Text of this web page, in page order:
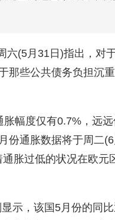
六(5月31日)指出，对
那些公共债务负担沉
幅度仅有0.7%，远远
份通胀数据将于周二
胀过低的状况在欧元
示，该国5月份的同